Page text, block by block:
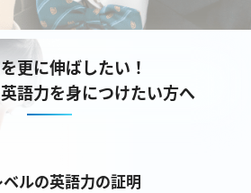
更に伸ばしたい！
語力を身につけたい方へ
ルの英語力の証明